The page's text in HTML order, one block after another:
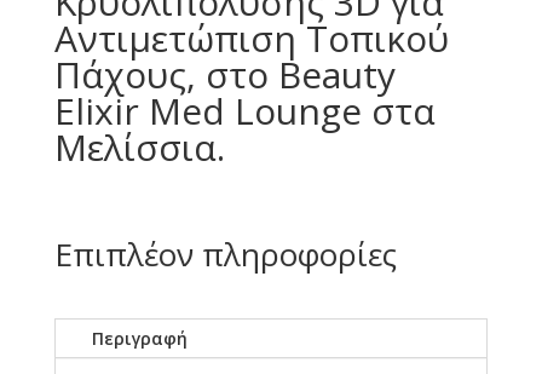
Αντιμετώπιση Τοπικού
Πάχους, στο Beauty
Elixir Med Lounge στα
Μελίσσια.
Επιπλέον πληροφορίες
Περιγραφή